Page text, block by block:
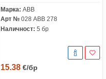
Марка: ABB
Арт № 028 ABB 278
Наличност: 5 бр
15.38 €/бр